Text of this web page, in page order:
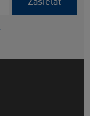
Zasielať